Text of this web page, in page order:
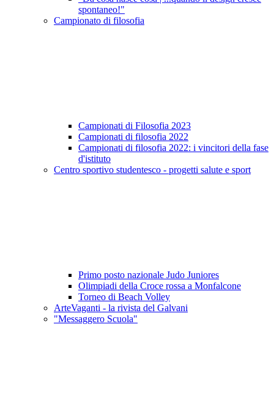
spontaneo!"
Campionato di filosofia
Campionati di Filosofia 2023
Campionati di filosofia 2022
Campionati di filosofia 2022: i vincitori della fase
d'istituto
Centro sportivo studentesco - progetti salute e sport
Primo posto nazionale Judo Juniores
Olimpiadi della Croce rossa a Monfalcone
Torneo di Beach Volley
ArteVaganti - la rivista del Galvani
"Messaggero Scuola"